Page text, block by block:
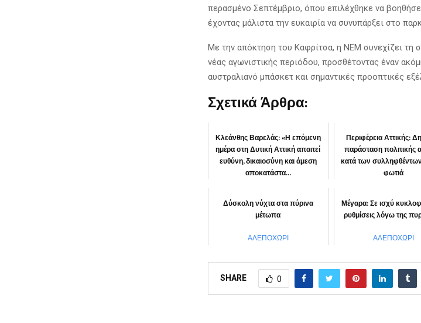
περασμένο Σεπτέμβριο, όπου επιλέχθηκε να
έχοντας μάλιστα την ευκαιρία να συνυπάρξει στο
Με την απόκτηση του Καφρίτσα, η ΝΕΜ συνεχίζει τη
νέας αγωνιστικής περιόδου, προσθέτοντας έναν
αυστραλιανό μπάσκετ και σημαντικές προοπτικές
Σχετικά Άρθρα:
Κλεάνθης Βαρελάς: «Η επόμενη
ημέρα στη Δυτική Αττική απαιτεί
ευθύνη, δικαιοσύνη και άμεση
αποκατάστα...
Περιφέρεια Αττικής:
παράσταση πολιτικής
κατά των
φωτιά
Δύσκολη νύχτα στα πύρινα
μέτωπα
ΑΛΕΠΟΧΩΡΙ
Μέγαρα: Σε ισχύ
ρυθμίσεις λόγω της
ΑΛΕΠΟΧΩΡΙ
SHARE 0